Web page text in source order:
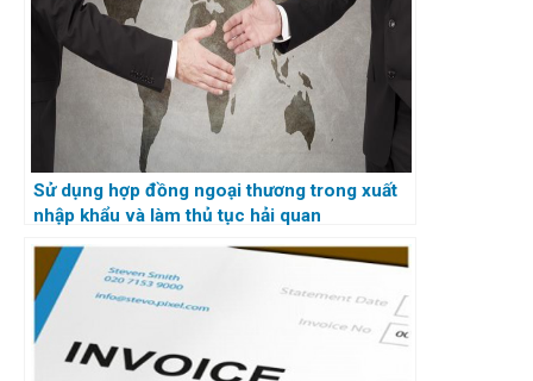
Sử dụng hợp đồng ngoại thương trong xuất
nhập khẩu và làm thủ tục hải quan